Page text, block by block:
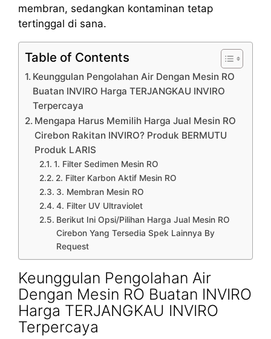
membran, sedangkan kontaminan tetap
tertinggal di sana.
Table of Contents
Keunggulan Pengolahan Air Dengan Mesin RO
Buatan INVIRO Harga TERJANGKAU INVIRO
Terpercaya
Mengapa Harus Memilih Harga Jual Mesin RO
Cirebon Rakitan INVIRO? Produk BERMUTU
Produk LARIS
1. Filter Sedimen Mesin RO
2. Filter Karbon Aktif Mesin RO
3. Membran Mesin RO
4. Filter UV Ultraviolet
Berikut Ini Opsi/Pilihan Harga Jual Mesin RO
Cirebon Yang Tersedia Spek Lainnya By
Request
Keunggulan Pengolahan Air
Dengan Mesin RO Buatan INVIRO
Harga TERJANGKAU INVIRO
Terpercaya